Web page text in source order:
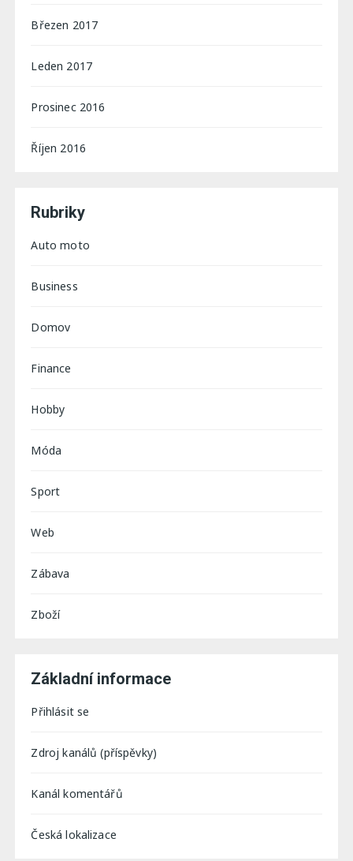
Březen 2017
Leden 2017
Prosinec 2016
Říjen 2016
Rubriky
Auto moto
Business
Domov
Finance
Hobby
Móda
Sport
Web
Zábava
Zboží
Základní informace
Přihlásit se
Zdroj kanálů (příspěvky)
Kanál komentářů
Česká lokalizace